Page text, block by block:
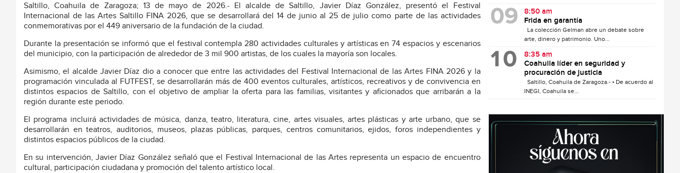
Saltillo, Coahuila de Zaragoza; 13 de mayo de 2026.- El alcalde de Saltillo, Javier Díaz González, presentó el Festival
Internacional de las Artes Saltillo FINA 2026, que se desarrollará del 14 de junio al 25 de julio como parte de las actividades
conmemorativas por el 449 aniversario de la fundación de la ciudad.
Durante la presentación se informó que el festival contempla 280 actividades culturales y artísticas en 74 espacios y escenarios
del municipio, con la participación de alrededor de 3 mil 900 artistas, de los cuales la mayoría son locales.
Asimismo, el alcalde Javier Díaz dio a conocer que entre las actividades del Festival Internacional de las Artes FINA 2026 y la
programación vinculada al FUTFEST, se desarrollarán más de 400 eventos culturales, artísticos, recreativos y de convivencia en
distintos espacios de Saltillo, con el objetivo de ampliar la oferta para las familias, visitantes y aficionados que arribarán a la
región durante este periodo.
El programa incluirá actividades de música, danza, teatro, literatura, cine, artes visuales, artes plásticas y arte urbano, que se
desarrollarán en teatros, auditorios, museos, plazas públicas, parques, centros comunitarios, ejidos, foros independientes y
distintos espacios públicos de la ciudad.
En su intervención, Javier Díaz González señaló que el Festival Internacional de las Artes representa un espacio de encuentro
cultural, participación ciudadana y promoción del talento artístico local.
8:50 am
Frida en garantía
La colección Gelman abre un debate sobre
arte, dinero y patrimonio. Uno...
8:35 am
Coahuila líder en seguridad y
procuración de justicia
Saltillo, Coahuila de Zaragoza.- • De acuerdo al
INEGI, Coahuila se...